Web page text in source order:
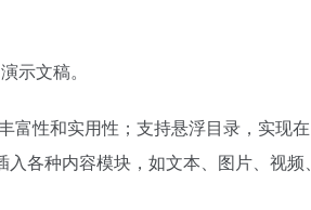
示文稿。
富性和实用性；支持悬浮目录，实现在
各种内容模块，如文本、图片、视频、